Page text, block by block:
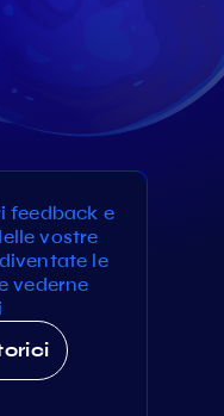
feedback e
vostre
le
vederne